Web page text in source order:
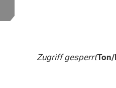
Zugriff gesperrtTon/